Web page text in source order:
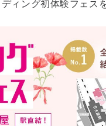
ィング初体験フェス